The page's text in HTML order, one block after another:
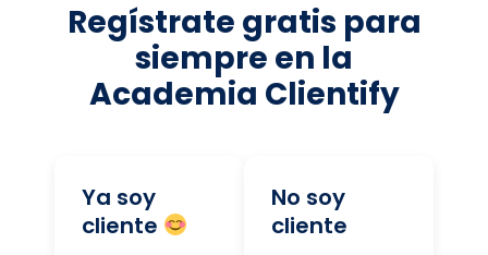
Regístrate gratis para
siempre en la
Academia Clientify
Ya soy
cliente
No soy
cliente